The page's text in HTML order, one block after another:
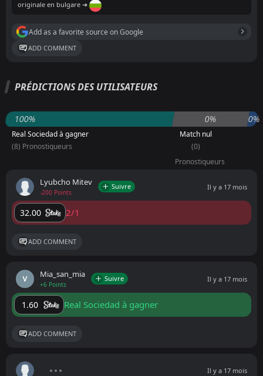
originale en bulgare ➔
Add as a favorite source on Google
ADD COMMENT
PRÉDICTIONS DES UTILISATEURS
100% 0% 0%
Real Sociedad à gagner
(8) Pronostiqueurs
Match nul
(0)
Pronostiqueurs
Lyubcho Mitev
-200 Points
Suivre Il y a 17 mois
32.00 2/1
ADD COMMENT
Mia_san_mia
+6 Points
Suivre Il y a 17 mois
1.60 Real Sociedad à gagner
ADD COMMENT
Il y a 17 mois